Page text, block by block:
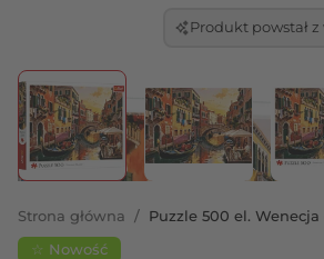
Produkt powstał
View larger imageView larger
Strona główna / Puzzle 500 el. Wenecja
☆ Nowość